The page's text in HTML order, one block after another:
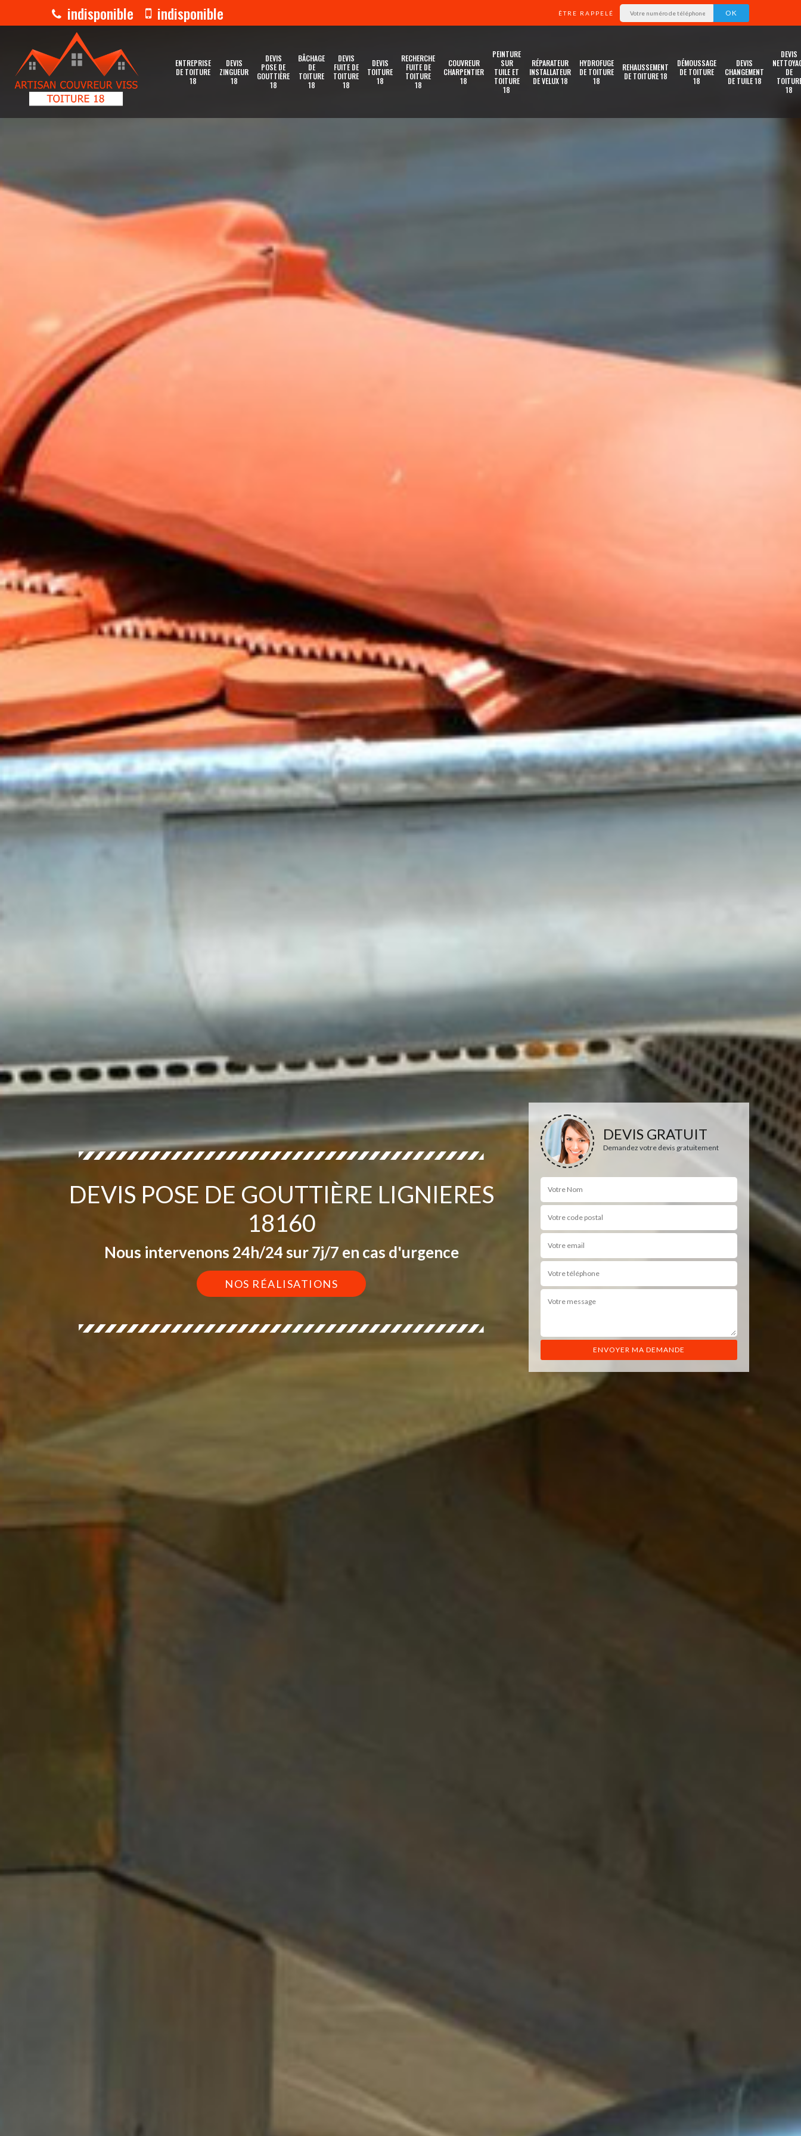
indisponible indisponible ÊTRE RAPPELÉ
ENTREPRISE
DE TOITURE
18
DEVIS
ZINGUEUR
18
DEVIS
POSE DE
GOUTTIÈRE
18
BÂCHAGE
DE
TOITURE
18
DEVIS
FUITE DE
TOITURE
18
DEVIS
TOITURE
18
RECHERCHE
FUITE DE
TOITURE
18
COUVREUR
CHARPENTIER
18
PEINTURE
SUR
TUILE ET
TOITURE
18
RÉPARATEUR
INSTALLATEUR
DE VELUX 18
HYDROFUGE
DE TOITURE
18
REHAUSSEMENT
DE TOITURE 18
DÉMOUSSAGE
DE TOITURE
18
DEVIS
CHANGEMENT
DE TUILE 18
DEVIS
DE
18
DEVIS POSE DE GOUTTIÈRE LIGNIERES
18160
Nous intervenons 24h/24 sur 7j/7 en cas d'urgence
NOS RÉALISATIONS
DEVIS GRATUIT
Demandez votre devis gratuitement